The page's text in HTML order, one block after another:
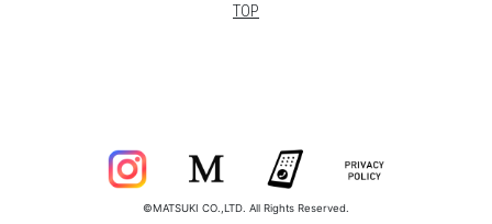
TOP
©MATSUKI CO.,LTD. All Rights Reserved.